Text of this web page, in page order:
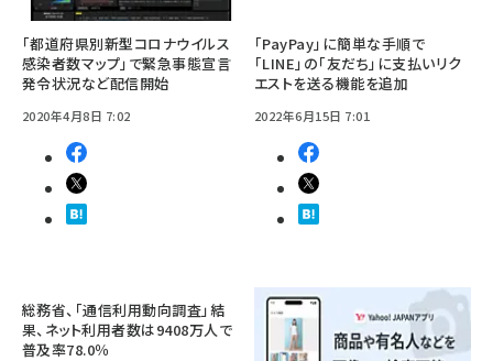
「都道府県別新型コロナウイルス
感染者数マップ」で緊急事態宣言
発令状況など配信開始
2020年4月8日 7:02
「PayPay」に簡単な手順で
「LINE」の「友だち」に支払いリク
エストを送る機能を追加
2022年6月15日 7:01
総務省、「通信利用動向調査」結
果、ネット利用者数は9408万人で
普及率78.0％